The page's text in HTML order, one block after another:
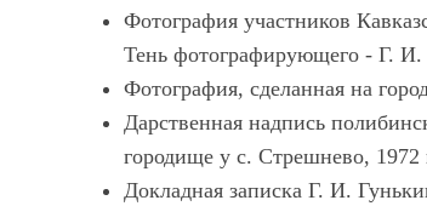
Фотография участников
Тень фотографирующего - Г.
Фотография, сделанная на
Дарственная надпись
городище у с. Стрешнево,
Докладная записка Г. И.